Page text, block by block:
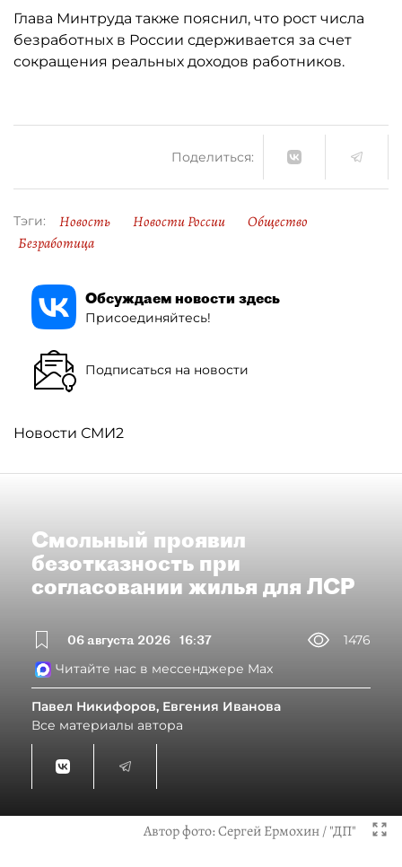
Глава Минтруда также пояснил, что рост числа
безработных в России сдерживается за счет
сокращения реальных доходов работников.
Поделиться:
Тэги: Новость Новости России
Общество
Безработица
Обсуждаем новости здесь
Присоединяйтесь!
Подписаться на новости
Новости СМИ2
Смольный проявил
безотказность при
согласовании жилья для ЛСР
06 августа 2026 16:37
1476
Читайте нас в мессенджере Max
Павел Никифоров, Евгения Иванова
Все материалы автора
Автор фото:Сергей Ермохин / "ДП"